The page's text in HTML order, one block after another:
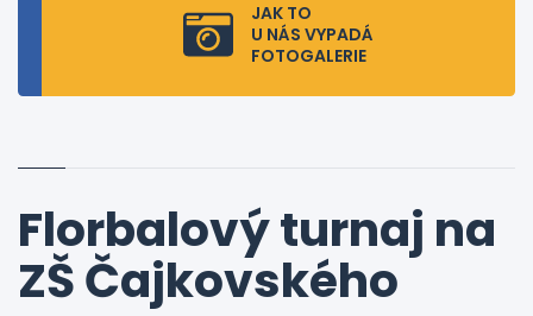
JAK TO
U NÁS VYPADÁ
FOTOGALERIE
Florbalový turnaj na
ZŠ Čajkovského